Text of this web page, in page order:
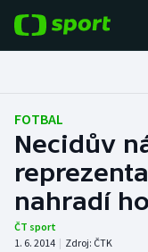
Fotbal
Hokej
Tenis
Atletika
FOTBAL
Necidův
nahradí
ČT sport
1. 6. 2014 | Zdroj: ČTK